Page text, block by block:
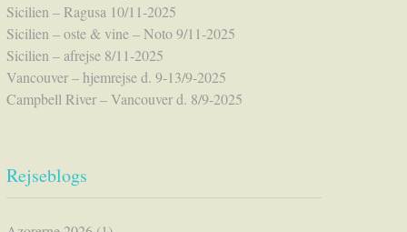
Sicilien – Ragusa 10/11-2025
Sicilien – oste & vine – Noto 9/11-2025
Sicilien – afrejse 8/11-2025
Vancouver – hjemrejse d. 9-13/9-2025
Campbell River – Vancouver d. 8/9-2025
Rejseblogs